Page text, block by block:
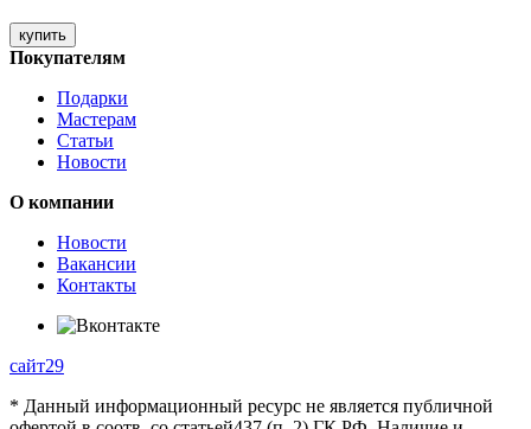
купить
Покупателям
Подарки
Мастерам
Статьи
Новости
О компании
Новости
Вакансии
Контакты
сайт29
* Данный информационный ресурс не является публичной